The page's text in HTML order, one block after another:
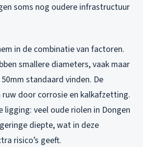
soms nog oudere infrastructuur
in de combinatie van factoren.
smallere diameters, vaak maar
standaard vinden. De
ruw door corrosie en kalkafzetting.
ligging: veel oude riolen in Dongen
diepte, wat in deze
risico’s geeft.